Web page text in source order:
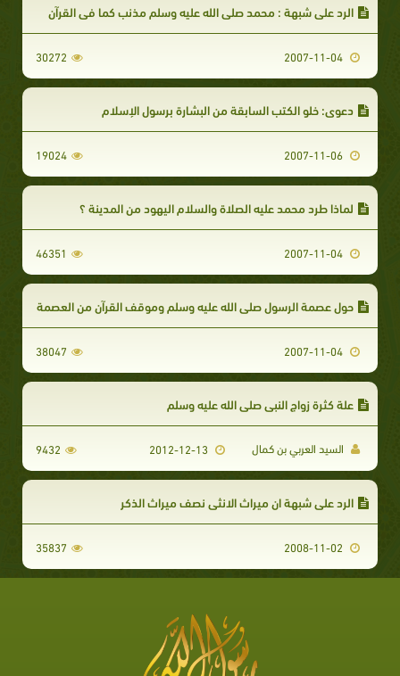
الرد على شبهة : محمد صلى الله عليه وسلم مذنب كما فى القرآن
30272
دعوى: خلو الكتب السابقة من البشارة برسول الإسلام
19024
لماذا طرد محمد عليه الصلاة والسلام اليهود من المدينة ؟
46351
حول عصمة الرسول صلى الله عليه وسلم وموقف القرآن من العصمة
38047
علة كثرة زواج النبي صلى الله عليه وسلم
السيد العربي بن كمال 2012-12-13
9432
الرد علي شبهة ان ميراث الانثي نصف ميراث الذكر
35837